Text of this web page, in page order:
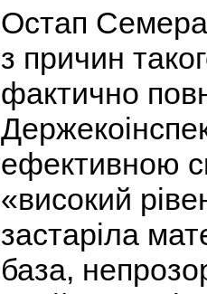
Остап
з причин
фактично
ефективною
«високий
застаріла
база,